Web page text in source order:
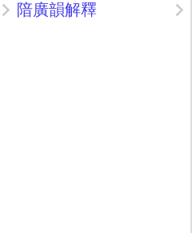
隌廣韻解釋